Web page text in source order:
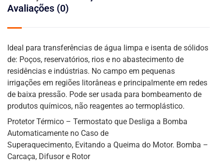
Avaliações (0)
Ideal para transferências de água limpa e isenta de sólidos
de: Poços, reservatórios, rios e no abastecimento de
residências e indústrias. No campo em pequenas
irrigações em regiões litorâneas e principalmente em redes
de baixa pressão. Pode ser usada para bombeamento de
produtos químicos, não reagentes ao termoplástico.
Protetor Térmico – Termostato que Desliga a Bomba
Automaticamente no Caso de
Superaquecimento, Evitando a Queima do Motor. Bomba –
Carcaça, Difusor e Rotor